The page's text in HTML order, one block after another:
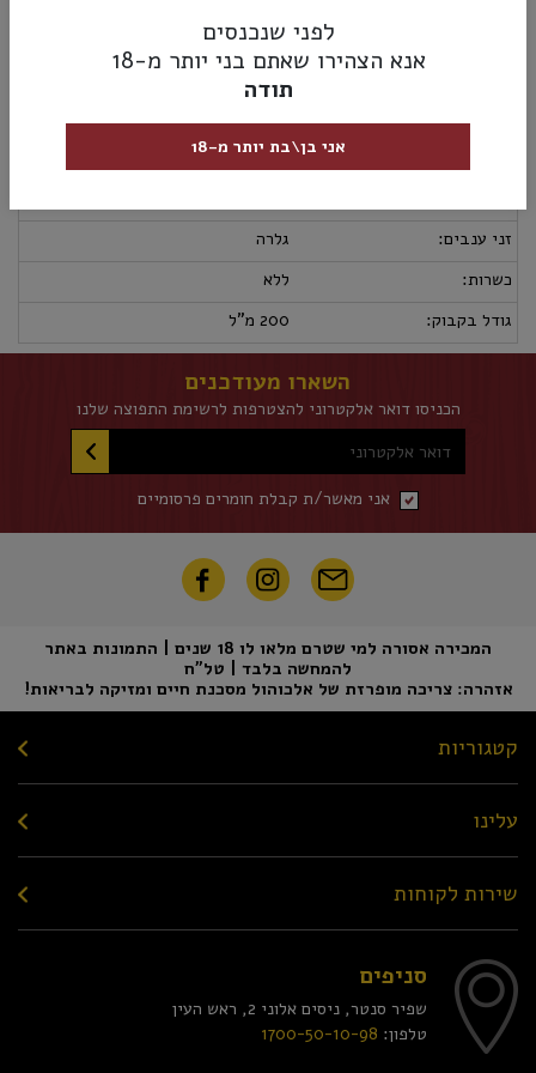
מדיניות החזרות
לבן
זני ענבים:
גלרה
כשרות:
ללא
גודל בקבוק:
200 מ"ל
השארו מעודכנים
הכניסו דואר אלקטרוני להצטרפות לרשימת התפוצה שלנו
דואר אלקטרוני
אני מאשר/ת קבלת חומרים פרסומיים
המכירה אסורה למי שטרם מלאו לו 18 שנים | התמונות באתר
להמחשה בלבד | טל"ח
אזהרה: צריכה מופרזת של אלכוהול מסכנת חיים ומזיקה לבריאות!
קטגוריות
עלינו
שירות לקוחות
סניפים
שפיר סנטר, ניסים אלוני 2, ראש העין
טלפון: 1700-50-10-98
לפני שנכנסים
אנא הצהירו שאתם בני יותר מ-18
תודה
אני בן\בת יותר מ-18